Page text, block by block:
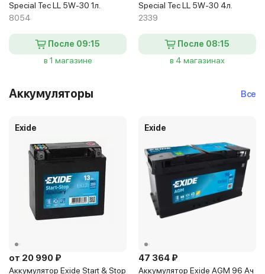
Special Tec LL 5W-30 1л.
8054
После 09:15
в 1 магазине
Special Tec LL 5W-30 4л.
2339
После 08:15
в 4 магазинах
Аккумуляторы Все
Exide
от 20 990 ₽
Аккумулятор Exide Start & Stop
Exide
47 364 ₽
Аккумулятор Exide AGM 96 Ач